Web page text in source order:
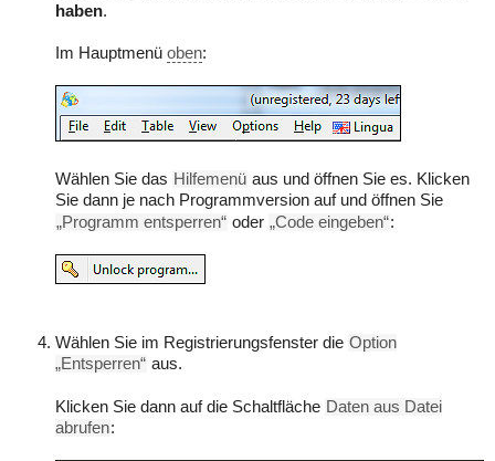
haben.
Im Hauptmenü oben:
Wählen Sie das Hilfemenü aus und öffnen Sie es. Klicken
Sie dann je nach Programmversion auf und öffnen Sie
„Programm entsperren“ oder „Code eingeben“:
Wählen Sie im Registrierungsfenster die Option
„Entsperren“ aus.
Klicken Sie dann auf die Schaltfläche Daten aus Datei
abrufen: